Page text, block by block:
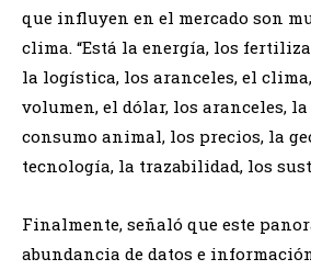
que influyen en el mercado son
clima. “Está la energía, los
la logística, los aranceles, el
volumen, el dólar, los aranceles,
consumo animal, los precios, la
tecnología, la trazabilidad, los
Finalmente, señaló que este
abundancia de datos e